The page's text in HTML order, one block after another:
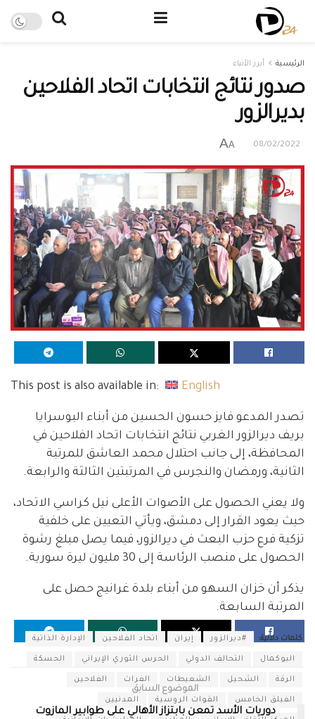
الرئيسية أبرز الأنباء
صدور نتائج انتخابات اتحاد الفلاحين
بديرالزور
08/02/2022
A
A
This post is also available in: English
تصدر المدعو فايز حسون الحسين من أبناء البوسرايا
بريف ديرالزور الغربي نتائج انتخابات اتحاد الفلاحين في
المحافظة، إلى جانب احتلال محمد العاشق للمرتبة
الثانية، ورمضان والنجرس في المرتبتين الثالثة والرابعة.
ولا يعني الحصول على الأصوات الأعلى نيل كراسي الاتحاد،
حيث يعود القرار إلى دمشق، ويأتي التعيين على خلفية
تزكية فرع حزب البعث في ديرالزور، فيما يصل مبلغ رشوة
الحصول على منصب الرئاسة إلى 30 مليون ليرة سورية.
يذكر أن خزان السهو من أبناء بلدة غرانيج حصل على
المرتبة السابعة.
كلمات دلالية: #ديرالزور إيران اتحاد الفلاحين الإدارة الذاتية
البوكمال التحالف الدولي الحرس الثوري الإيراني الحسكة
الرقة الشحيل الشعيطات الفرات الفلاحين
الفيلق الخامس القوات الروسية المدنيين
الموضوع السابق
دوريات الأسد تمعن بابتزاز الأهالي على طوابير المازوت